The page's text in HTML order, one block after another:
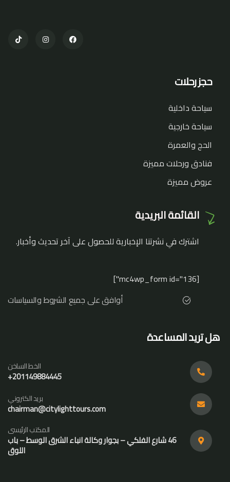
حجز رحلات
سياحة داخلية
سياحة خارجية
الحج والعمرة
فنادق ورحلات مميزة
عروض مميزة
القائمة البريدية
اشترك في نشرتنا الإخبارية للحصول على آخر تحديث وأخبار.
[mc4wp_form id="136"]
أوافق على جميع الشروط والسياسات
هل تريد المساعدة
الخط الساخن
201149884445+
بريد الكتروني
chairman@citylighttours.com
المكتب الرئيسى
46 شارع الفلكي – بجوار وكالة انباء الشرق الوسط – باب
اللوق